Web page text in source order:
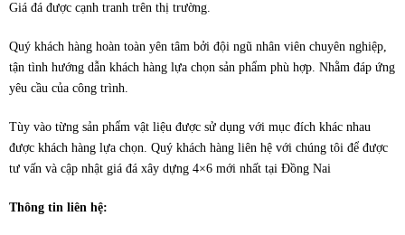
Giá đá được cạnh tranh trên thị trường.
Quý khách hàng hoàn toàn yên tâm bởi đội ngũ nhân viên chuyên nghiệp,
tận tình hướng dẫn khách hàng lựa chọn sản phẩm phù hợp. Nhằm đáp ứng
yêu cầu của công trình.
Tùy vào từng sản phẩm vật liệu được sử dụng với mục đích khác nhau
được khách hàng lựa chọn. Quý khách hàng liên hệ với chúng tôi để được
tư vấn và cập nhật giá đá xây dựng 4×6 mới nhất tại Đồng Nai
Thông tin liên hệ: